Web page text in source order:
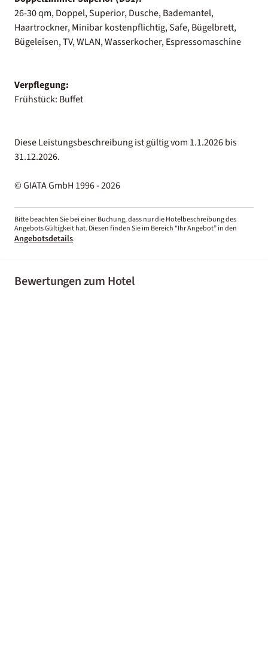
26-30 qm, Doppel, Superior, Dusche, Bademantel,
Haartrockner, Minibar kostenpflichtig, Safe, Bügelbrett,
Bügeleisen, TV, WLAN, Wasserkocher, Espressomaschine
Verpflegung:
Frühstück: Buffet
Diese Leistungsbeschreibung ist gültig vom 1.1.2026 bis
31.12.2026.
© GIATA GmbH 1996 - 2026
Bitte beachten Sie bei einer Buchung, dass nur die Hotelbeschreibung des
Angebots Gültigkeit hat. Diesen finden Sie im Bereich “Ihr Angebot” in den
Angebotsdetails.
Bewertungen zum Hotel